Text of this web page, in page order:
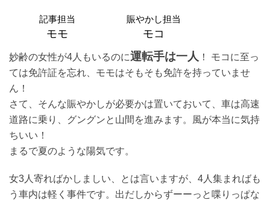
記事担当
モモ
賑やかし担当
モコ
妙齢の女性が4人もいるのに運転手は一人 ！ モコに至っ
ては免許証を忘れ、モモはそもそも免許を持っていませ
ん！
さて、そんな賑やかしが必要かは置いておいて、車は高速
道路に乗り、グングンと山間を進みます。風が本当に気持
ちいい！
まるで夏のような陽気です。
女3人寄ればかしましい、とは言いますが、4人集まればも
う車内は軽く事件です。出だしからずーーっと喋りっぱな